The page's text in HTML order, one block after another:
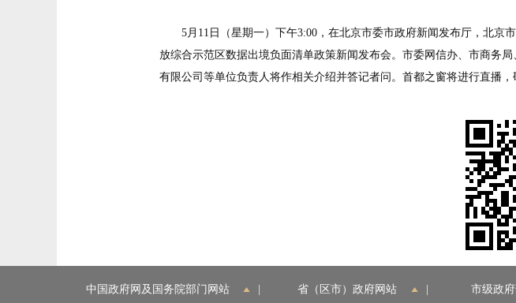
5月11日（星期一）下午3:00，在北京市委市政府新闻发布厅，北
放综合示范区数据出境负面清单政策新闻发布会。市委网信办、市商务
有限公司等单位负责人将作相关介绍并答记者问。首都之窗将进行直播，
中国政府网及国务院部门网站 省（区市）政府网站 市级政